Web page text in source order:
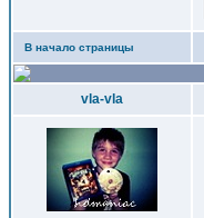
В начало страницы
vla-vla